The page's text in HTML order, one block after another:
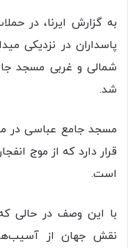
پاسداران در نزدیکی
شمالی و غربی مسجد
شد.
مسجد جامع عباسی در
قرار دارد که از موج
است.
با این وصف در حالی